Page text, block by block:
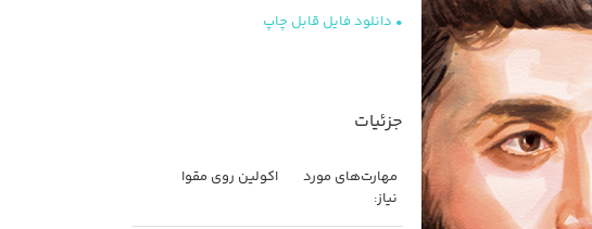
• دانلود فایل قابل چاپ
جزئیات
مهارت‌های مورد
نیاز:
اکولین روی مقوا